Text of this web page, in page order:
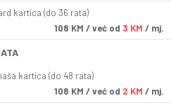
kartica (do 36 rata)
108 KM / već od 3 KM / mj.
kartica (do 48 rata)
108 KM / već od 2 KM / mj.